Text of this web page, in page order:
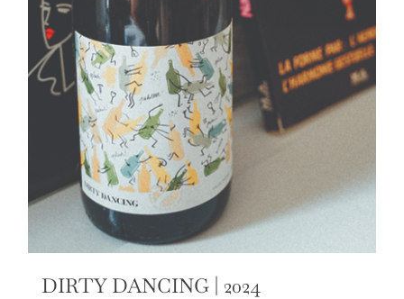
DIRTY DANCING | 2024